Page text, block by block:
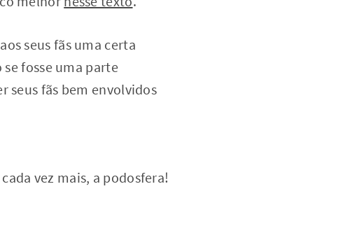
seus fãs uma certa
fosse uma parte
seus fãs bem envolvidos
vez mais, a podosfera!